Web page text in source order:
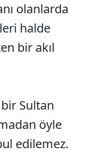
olanlarda
halde
bir akıl
Sultan
öyle
edilemez.